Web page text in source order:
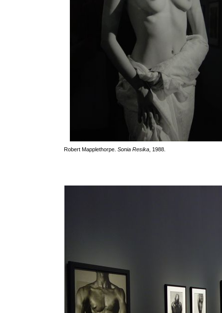
Robert Mapplethorpe. Sonia Resika , 1988.